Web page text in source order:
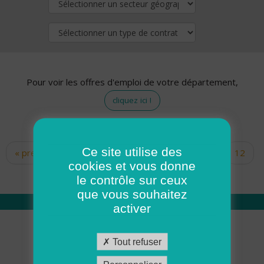
Pour voir les offres d'emploi de votre département,
cliquez ici !
Pages
« premier ‹ précédent … 10
12
14 15 16 17
Qui sommes nous
Académie ADMR
Ce site utilise des
cookies et vous donne
le contrôle sur ceux
que vous souhaitez
activer
Tout refuser